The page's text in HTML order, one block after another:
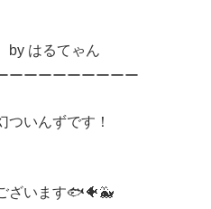
ゃん
ーーーーーーーーー
ついんずです！
ざいます🐟🐠🐳